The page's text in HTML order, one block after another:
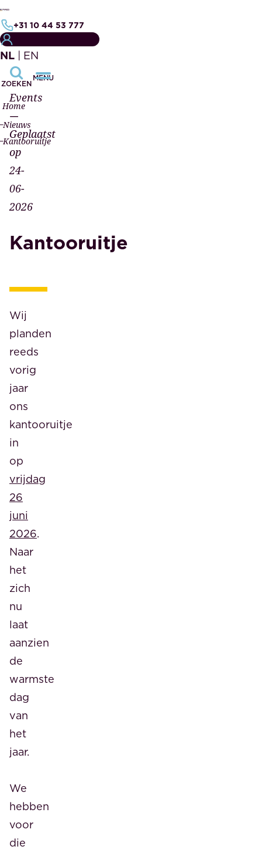
+31 10 44 53 777
NL | EN
ZOEKEN
MENU
Home
Nieuws
Kantooruitje
Events
—
Geplaatst
op
24-
06-
2026
Kantooruitje
Wij
planden
reeds
vorig
jaar
ons
kantooruitje
in
op
vrijdag
26
juni
2026.
Naar
het
zich
nu
laat
aanzien
de
warmste
dag
van
het
jaar.
We
hebben
voor
die